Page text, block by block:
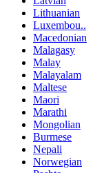
Lithuanian
Luxembou..
Macedonian
Malagasy
Malay
Malayalam
Maltese
Maori
Marathi
Mongolian
Burmese
Nepali
Norwegian